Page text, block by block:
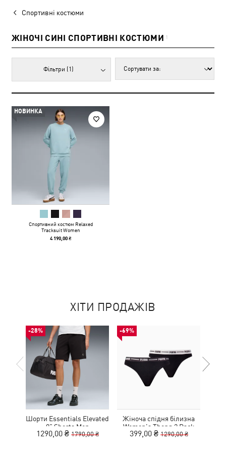
Спортивні костюми
ЖІНОЧІ СИНІ СПОРТИВНІ КОСТЮМИ 1
Фільтри (1)
НОВИНКА
Спортивний костюм Relaxed
Tracksuit Women
4 190,00 ₴
ХІТИ ПРОДАЖІВ
-28%
Шорти Essentials Elevated
9" Shorts Men
1290,00 ₴ 1790,00 ₴
-69%
Жіноча спідня білизна
Women's Thong 2 Pack
399,00 ₴ 1290,00 ₴